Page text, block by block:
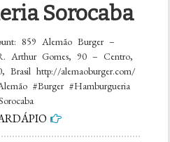
Sorocaba
859 Alemão Burger –
Arthur Gomes, 90 – Centro,
Brasil http://alemaoburger.com/
#Burger #Hamburgueria